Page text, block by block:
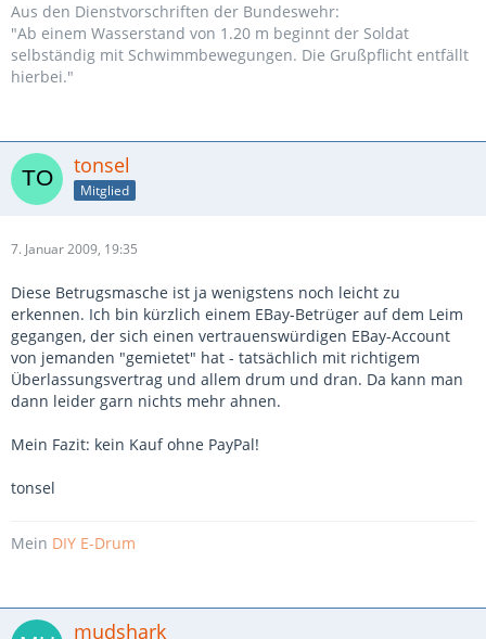
Aus den Dienstvorschriften der Bundeswehr:
"Ab einem Wasserstand von 1.20 m beginnt der Soldat
selbständig mit Schwimmbewegungen. Die Grußpflicht entfällt
hierbei."
tonsel
Mitglied
7. Januar 2009, 19:35
Diese Betrugsmasche ist ja wenigstens noch leicht zu
erkennen. Ich bin kürzlich einem EBay-Betrüger auf dem Leim
gegangen, der sich einen vertrauenswürdigen EBay-Account
von jemanden "gemietet" hat - tatsächlich mit richtigem
Überlassungsvertrag und allem drum und dran. Da kann man
dann leider garn nichts mehr ahnen.
Mein Fazit: kein Kauf ohne PayPal!
tonsel
Mein DIY E-Drum
mudshark